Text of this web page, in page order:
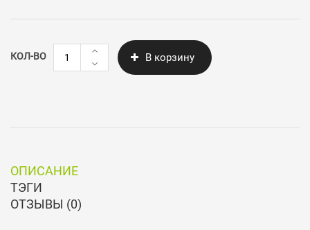
КОЛ-ВО
Количество
Питбайк
MRZ
В корзину
ОПИСАНИЕ
ТЭГИ
ОТЗЫВЫ (0)